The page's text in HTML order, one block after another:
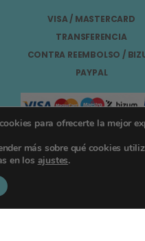
VISA / MASTERCARD
TRANSFERENCIA
CONTRA REEMBOLSO /
PAYPAL
Aviso Legal
Política de Privacidad
para ofrecerte la mejor
más sobre qué cookies
en los ajustes.